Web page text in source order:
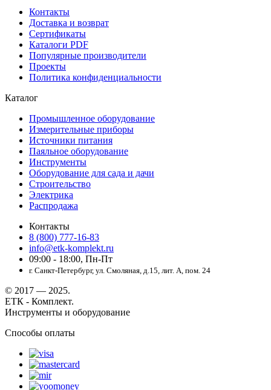
Контакты
Доставка и возврат
Сертификаты
Каталоги PDF
Популярные производители
Проекты
Политика конфиденциальности
Каталог
Промышленное оборудование
Измерительные приборы
Источники питания
Паяльное оборудование
Инструменты
Оборудование для сада и дачи
Строительство
Электрика
Распродажа
Контакты
8 (800) 777-16-83
info@etk-komplekt.ru
09:00 - 18:00, Пн-Пт
г. Санкт-Петербург, ул. Смоляная, д.15, лит. А, пом. 24
© 2017 — 2025.
ЕТК - Комплект.
Инструменты и оборудование
Способы оплаты